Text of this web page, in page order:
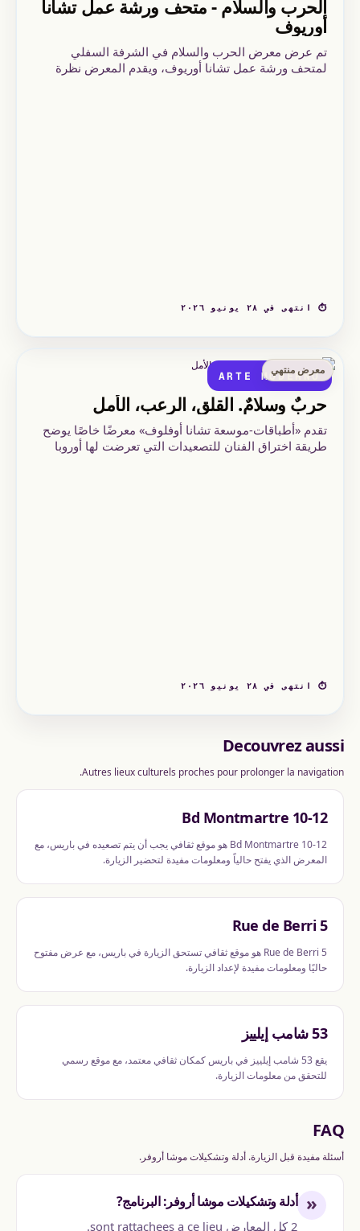
الحرب والسلام - متحف ورشة عمل تشانا
أوريوف
تم عرض معرض الحرب والسلام في الشرفة السفلي
لمتحف ورشة عمل تشانا أوريوف، ويقدم المعرض نظرة
⏱ انتهى في ٢٨ يونيو ٢٠٢٦
معرض منتهي
ARTE MODERNO
حربٌ وسلامٌ. القلق، الرعب، الأمل
تقدم «أطباقات-موسعة تشانا أوفلوف» معرضًا خاصًا يوضح
طريقة اختراق الفنان للتصعيدات التي تعرضت لها أوروبا
⏱ انتهى في ٢٨ يونيو ٢٠٢٦
Decouvrez aussi
Autres lieux culturels proches pour prolonger la navigation.
10-12 Bd Montmartre
10-12 Bd Montmartre هو موقع ثقافي يجب أن يتم تصعيده في باريس، مع
المعرض الذي يفتح حالياً ومعلومات مفيدة لتحضير الزيارة.
5 Rue de Berri
5 Rue de Berri هو موقع ثقافي تستحق الزيارة في باريس، مع عرض مفتوح
حاليًا ومعلومات مفيدة لإعداد الزيارة.
53 شامب إيلييز
يقع 53 شامب إيلييز في باريس كمكان ثقافي معتمد، مع موقع رسمي
للتحقق من معلومات الزيارة.
FAQ
أسئلة مفيدة قبل الزيارة. أدلة وتشكيلات موشا أروفر.
« أدلة وتشكيلات موشا أروفر: البرنامج?
2 كل المعارض sont rattachees a ce lieu.